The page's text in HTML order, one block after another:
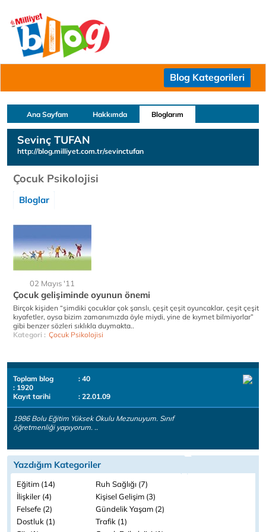
Blog Kategorileri
Ana Sayfam Hakkımda Bloglarım
Sevinç TUFAN
http://blog.milliyet.com.tr/sevinctufan
Çocuk Psikolojisi
Bloglar
02 Mayıs '11
Çocuk gelişiminde oyunun önemi
Birçok kişiden “şimdiki çocuklar çok şanslı, çeşit çeşit oyuncaklar, çeşit çeşit
kıyafetler, oysa bizim zamanımızda öyle miydi, yine de kıymet bilmiyorlar”
gibi benzer sözleri sıklıkla duymakta..
Kategori : Çocuk Psikolojisi
Toplam blog
: 40
: 1920
Kayıt tarihi
: 22.01.09
1986 Bolu Eğitim Yüksek Okulu Mezunuyum. Sınıf
öğretmenliği yapıyorum. ..
Yazdığım Kategoriler
Eğitim (14)
Ruh Sağlığı (7)
İlişkiler (4)
Kişisel Gelişim (3)
Felsefe (2)
Gündelik Yaşam (2)
Dostluk (1)
Trafik (1)